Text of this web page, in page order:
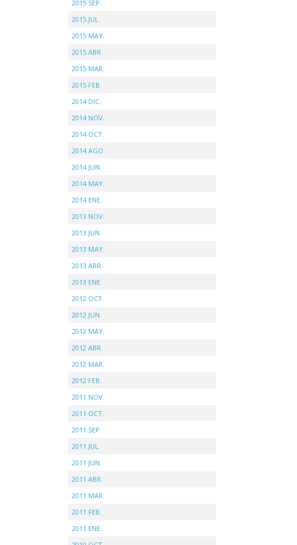
2015 SEP.
2015 JUL.
2015 MAY.
2015 ABR.
2015 MAR.
2015 FEB.
2014 DIC.
2014 NOV.
2014 OCT.
2014 AGO.
2014 JUN.
2014 MAY.
2014 ENE.
2013 NOV.
2013 JUN.
2013 MAY.
2013 ABR.
2013 ENE.
2012 OCT.
2012 JUN.
2012 MAY.
2012 ABR.
2012 MAR.
2012 FEB.
2011 NOV.
2011 OCT.
2011 SEP.
2011 JUL.
2011 JUN.
2011 ABR.
2011 MAR.
2011 FEB.
2011 ENE.